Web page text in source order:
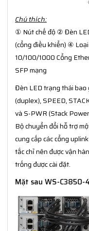
Chú thích:
① Nút chế độ ② Đèn
(cổng điều khiển) ④
10/100/1000 Cổng
SFP mạng
Đèn LED trạng thái bao
(duplex), SPEED,
và S-PWR (Stack
Bộ chuyển đổi hỗ trợ
cung cấp các cổng
tắc chỉ nên được vận
trống được cài đặt.
Mặt sau WS-C3850-